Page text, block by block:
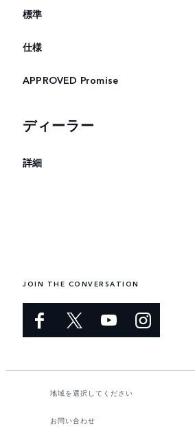
標準
仕様
APPROVED Promise
ディーラー
詳細
JOIN THE CONVERSATION
地域を選択してください​
お問い合わせ